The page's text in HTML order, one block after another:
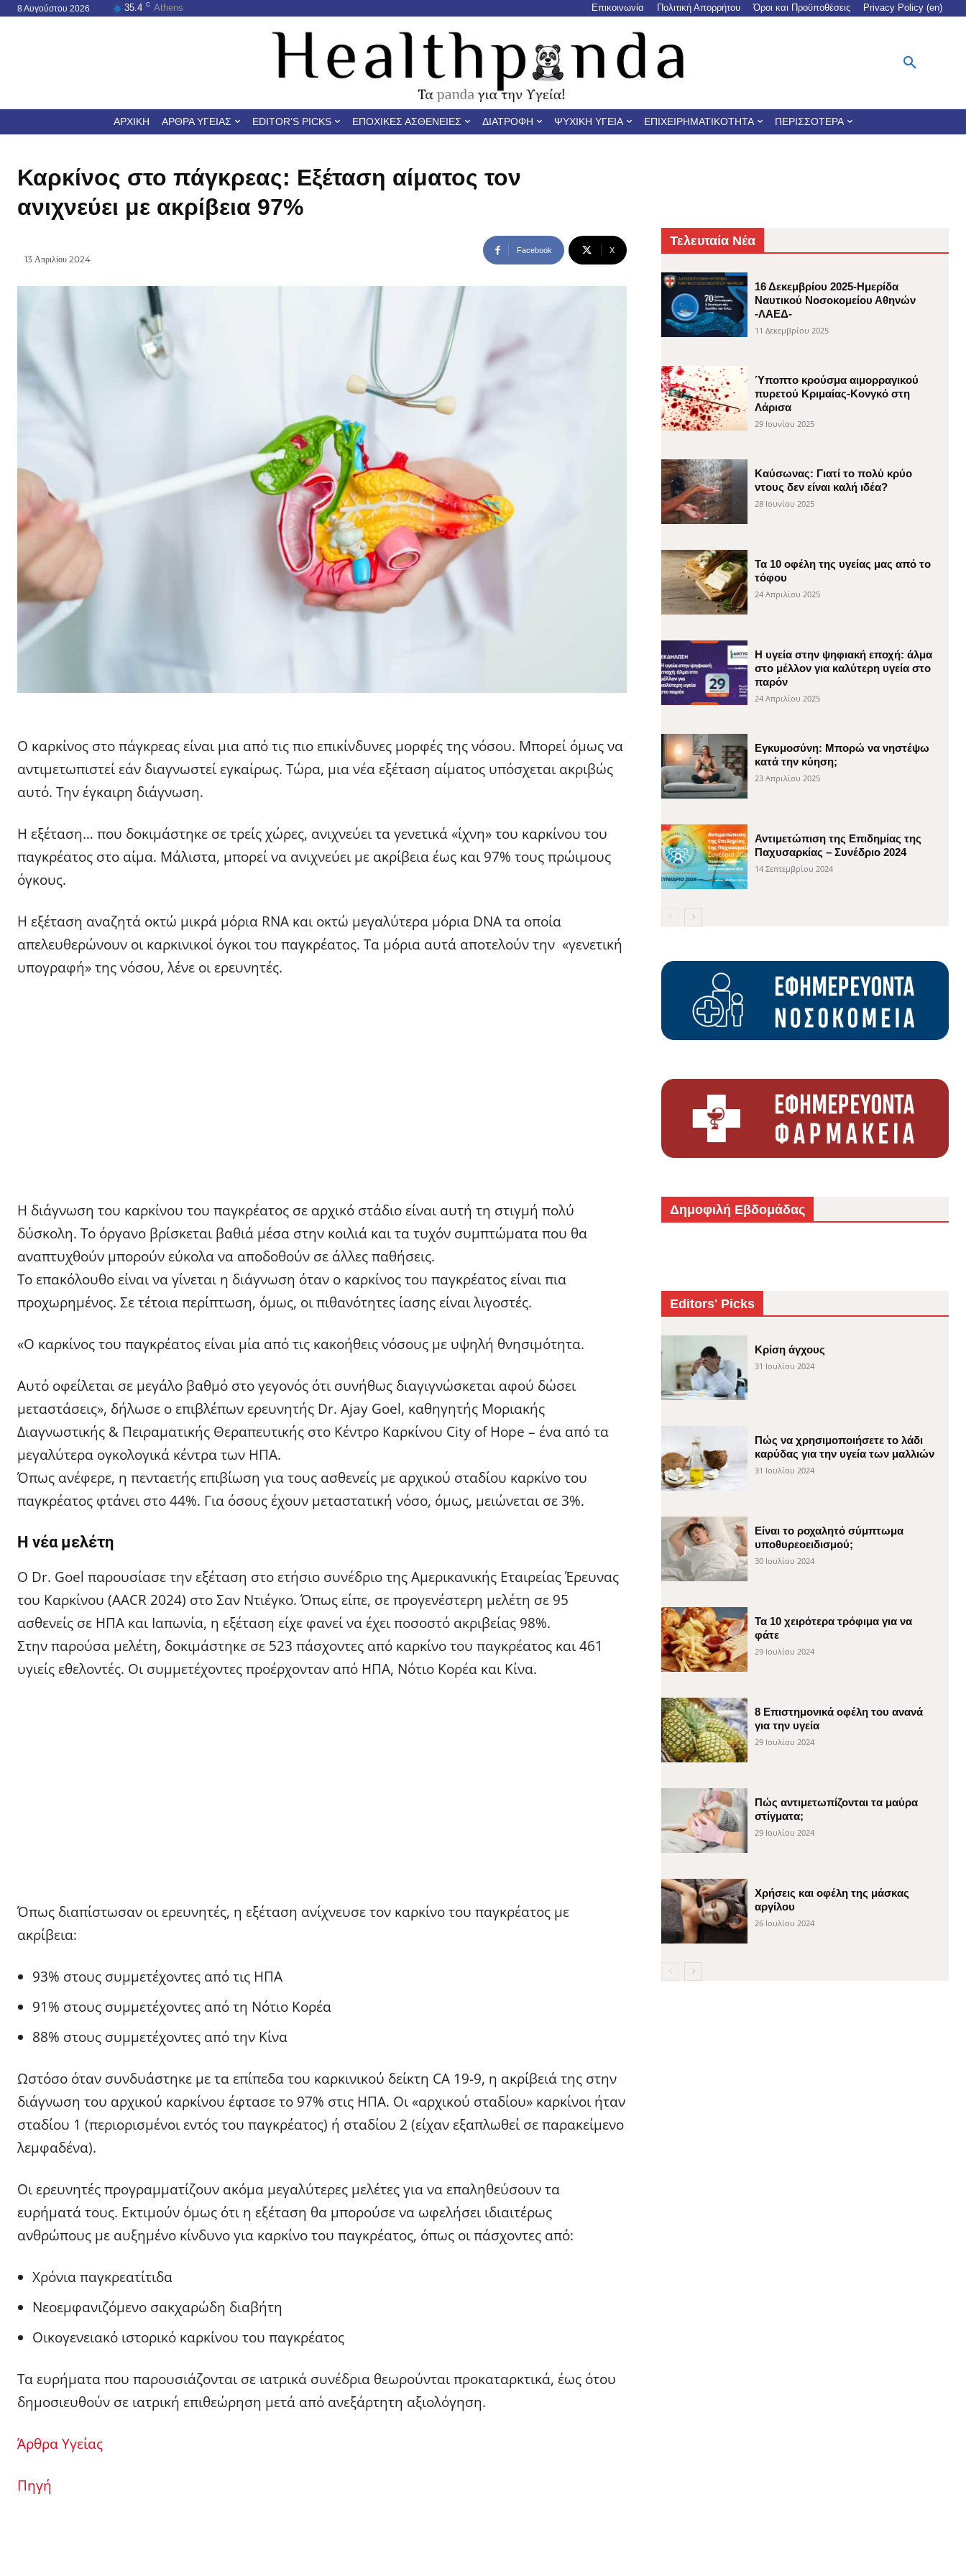
8 Αυγούστου 2026 35.4 C Athens Επικοινωνία Πολιτική Απορρήτου Όροι και Προϋποθέσεις Privacy Policy (en)
ΑΡΧΙΚΉ ΆΡΘΡΑ ΥΓΕΊΑΣ EDITOR’S PICKS ΕΠΟΧΙΚΈΣ ΑΣΘΈΝΕΙΕΣ ΔΙΑΤΡΟΦΉ ΨΥΧΙΚΉ ΥΓΕΊΑ ΕΠΙΧΕΙΡΗΜΑΤΙΚΌΤΗΤΑ ΠΕΡΙΣΣΌΤΕΡΑ
Καρκίνος στο πάγκρεας: Εξέταση αίματος τον
ανιχνεύει με ακρίβεια 97%
13 Απριλίου 2024
Facebook X
Ο καρκίνος στο πάγκρεας είναι μια από τις πιο επικίνδυνες μορφές της νόσου. Μπορεί όμως να
αντιμετωπιστεί εάν διαγνωστεί εγκαίρως. Τώρα, μια νέα εξέταση αίματος υπόσχεται ακριβώς
αυτό. Την έγκαιρη διάγνωση.
Η εξέταση… που δοκιμάστηκε σε τρείς χώρες, ανιχνεύει τα γενετικά «ίχνη» του καρκίνου του
παγκρέατος στο αίμα. Μάλιστα, μπορεί να ανιχνεύει με ακρίβεια έως και 97% τους πρώιμους
όγκους.
Η εξέταση αναζητά οκτώ μικρά μόρια RNA και οκτώ μεγαλύτερα μόρια DNA τα οποία
απελευθερώνουν οι καρκινικοί όγκοι του παγκρέατος. Τα μόρια αυτά αποτελούν την «γενετική
υπογραφή» της νόσου, λένε οι ερευνητές.
Η διάγνωση του καρκίνου του παγκρέατος σε αρχικό στάδιο είναι αυτή τη στιγμή πολύ
δύσκολη. Το όργανο βρίσκεται βαθιά μέσα στην κοιλιά και τα τυχόν συμπτώματα που θα
αναπτυχθούν μπορούν εύκολα να αποδοθούν σε άλλες παθήσεις.
Το επακόλουθο είναι να γίνεται η διάγνωση όταν ο καρκίνος του παγκρέατος είναι πια
προχωρημένος. Σε τέτοια περίπτωση, όμως, οι πιθανότητες ίασης είναι λιγοστές.
«Ο καρκίνος του παγκρέατος είναι μία από τις κακοήθεις νόσους με υψηλή θνησιμότητα.
Αυτό οφείλεται σε μεγάλο βαθμό στο γεγονός ότι συνήθως διαγιγνώσκεται αφού δώσει
μεταστάσεις», δήλωσε ο επιβλέπων ερευνητής Dr. Ajay Goel, καθηγητής Μοριακής
Διαγνωστικής & Πειραματικής Θεραπευτικής στο Κέντρο Καρκίνου City of Hope – ένα από τα
μεγαλύτερα ογκολογικά κέντρα των ΗΠΑ.
Όπως ανέφερε, η πενταετής επιβίωση για τους ασθενείς με αρχικού σταδίου καρκίνο του
παγκρέατος φτάνει στο 44%. Για όσους έχουν μεταστατική νόσο, όμως, μειώνεται σε 3%.
Η νέα μελέτη
Ο Dr. Goel παρουσίασε την εξέταση στο ετήσιο συνέδριο της Αμερικανικής Εταιρείας Έρευνας
του Καρκίνου (AACR 2024) στο Σαν Ντιέγκο. Όπως είπε, σε προγενέστερη μελέτη σε 95
ασθενείς σε ΗΠΑ και Ιαπωνία, η εξέταση είχε φανεί να έχει ποσοστό ακριβείας 98%.
Στην παρούσα μελέτη, δοκιμάστηκε σε 523 πάσχοντες από καρκίνο του παγκρέατος και 461
υγιείς εθελοντές. Οι συμμετέχοντες προέρχονταν από ΗΠΑ, Νότιο Κορέα και Κίνα.
Όπως διαπίστωσαν οι ερευνητές, η εξέταση ανίχνευσε τον καρκίνο του παγκρέατος με
ακρίβεια:
93% στους συμμετέχοντες από τις ΗΠΑ
91% στους συμμετέχοντες από τη Νότιο Κορέα
88% στους συμμετέχοντες από την Κίνα
Ωστόσο όταν συνδυάστηκε με τα επίπεδα του καρκινικού δείκτη CA 19-9, η ακρίβειά της στην
διάγνωση του αρχικού καρκίνου έφτασε το 97% στις ΗΠΑ. Οι «αρχικού σταδίου» καρκίνοι ήταν
σταδίου 1 (περιορισμένοι εντός του παγκρέατος) ή σταδίου 2 (είχαν εξαπλωθεί σε παρακείμενο
λεμφαδένα).
Οι ερευνητές προγραμματίζουν ακόμα μεγαλύτερες μελέτες για να επαληθεύσουν τα
ευρήματά τους. Εκτιμούν όμως ότι η εξέταση θα μπορούσε να ωφελήσει ιδιαιτέρως
ανθρώπους με αυξημένο κίνδυνο για καρκίνο του παγκρέατος, όπως οι πάσχοντες από:
Χρόνια παγκρεατίτιδα
Νεοεμφανιζόμενο σακχαρώδη διαβήτη
Οικογενειακό ιστορικό καρκίνου του παγκρέατος
Τα ευρήματα που παρουσιάζονται σε ιατρικά συνέδρια θεωρούνται προκαταρκτικά, έως ότου
δημοσιευθούν σε ιατρική επιθεώρηση μετά από ανεξάρτητη αξιολόγηση.
Άρθρα Υγείας
Πηγή
Τελευταία Νέα
16 Δεκεμβρίου 2025-Ημερίδα
Ναυτικού Νοσοκομείου Αθηνών
-ΛΑΕΔ-
11 Δεκεμβρίου 2025
Ύποπτο κρούσμα αιμορραγικού
πυρετού Κριμαίας-Κονγκό στη
Λάρισα
29 Ιουνίου 2025
Καύσωνας: Γιατί το πολύ κρύο
ντους δεν είναι καλή ιδέα?
28 Ιουνίου 2025
Τα 10 οφέλη της υγείας μας από το
τόφου
24 Απριλίου 2025
H υγεία στην ψηφιακή εποχή: άλμα
στο μέλλον για καλύτερη υγεία στο
παρόν
24 Απριλίου 2025
Εγκυμοσύνη: Μπορώ να νηστέψω
κατά την κύηση;
23 Απριλίου 2025
Αντιμετώπιση της Επιδημίας της
Παχυσαρκίας – Συνέδριο 2024
14 Σεπτεμβρίου 2024
Δημοφιλή Εβδομάδας
Editors' Picks
Κρίση άγχους
31 Ιουλίου 2024
Πώς να χρησιμοποιήσετε το λάδι
καρύδας για την υγεία των μαλλιών
31 Ιουλίου 2024
Είναι το ροχαλητό σύμπτωμα
υποθυρεοειδισμού;
30 Ιουλίου 2024
Τα 10 χειρότερα τρόφιμα για να
φάτε
29 Ιουλίου 2024
8 Επιστημονικά οφέλη του ανανά
για την υγεία
29 Ιουλίου 2024
Πώς αντιμετωπίζονται τα μαύρα
στίγματα;
29 Ιουλίου 2024
Χρήσεις και οφέλη της μάσκας
αργίλου
26 Ιουλίου 2024